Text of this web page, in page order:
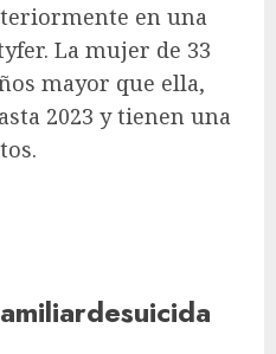
en una
La mujer de 33
mayor que ella,
2023 y tienen una